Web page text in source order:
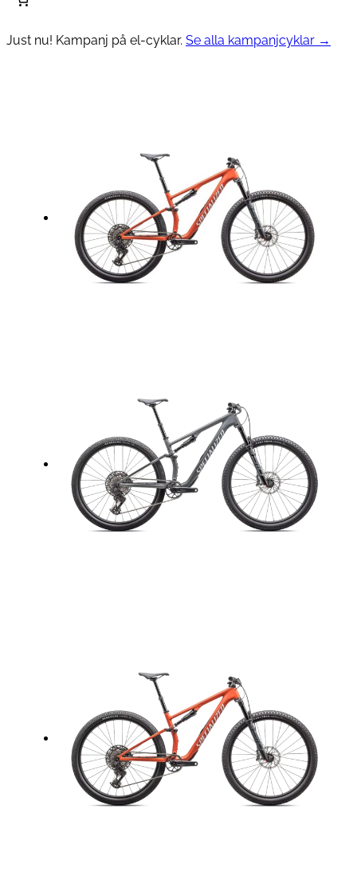
Just nu! Kampanj på el-cyklar. Se alla kampanjcyklar →